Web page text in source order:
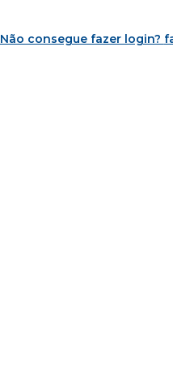
Não consegue fazer login?